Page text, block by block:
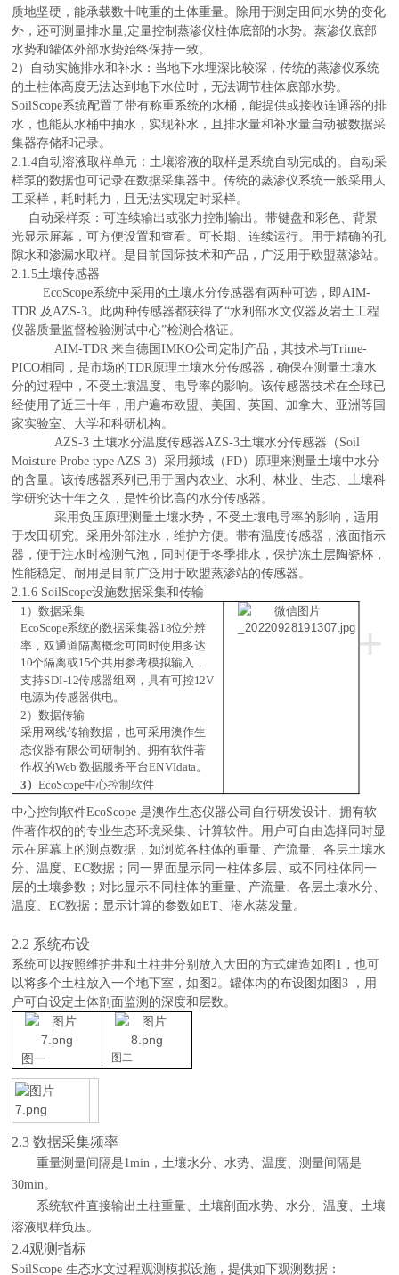
质地坚硬，能承载数十吨重的土体重量。除用于测定田间水势的变化
外，还可测量排水量,定量控制蒸渗仪柱体底部的水势。蒸渗仪底部
水势和罐体外部水势始终保持一致。
2）
自动实施排水和补水：当地下水埋深比较深，传统的蒸渗仪系统
的土柱体高度无法达到地下水位时，无法调节柱体底部水势。
SoilScope系统配置了带有称重系统的水桶，能提供或接收连通器的排
水，也能从水桶中抽水，实现补水，且排水量和补水量自动被数据采
集器存储和记录。
2.1.4自动溶液取样单元 ：土壤溶液的取样是系统自动完成的。自动采
样泵的数据也可记录在数据采集器中。传统的蒸渗仪系统一般采用人
工采样，耗时耗力，且无法实现定时采样。
自动采样泵：可连续输出或张力控制输出。带键盘和彩色、背景
光显示屏幕，可方便设置和查看。可长期、连续运行。用于精确的孔
隙水和渗漏水取样。是目前国际技术和产品，广泛用于欧盟蒸渗站。
2.1.5土壤传感器
EcoScope系统中采用的土壤水分传感器有两种可选，即AIM-
TDR 及AZS-3。此两种传感器都获得了“水利部水文仪器及岩土工程
仪器质量监督检验测试中心”检测合格证。
AIM-TDR来自德国IMKO公司定制产品，其技术与Trime-
PICO相同，是市场的TDR原理土壤水分传感器，确保在测量土壤水
分的过程中，不受土壤温度、电导率的影响。该传感器技术在全球已
经使用了近三十年，用户遍布欧盟、美国、英国、加拿大、亚洲等国
家实验室、大学和科研机构。
AZS-3 土壤水分温度传感器AZS-3土壤水分传感器（Soil
Moisture Probe type AZS-3）采用频域（FD）原理来测量土壤中水分
的含量。该传感器系列已用于国内农业、水利、林业、生态、土壤科
学研究达十年之久，是性价比高的水分传感器。
采用负压原理测量土壤水势，不受土壤电导率的影响，适用
于农田研究。采用外部注水，维护方便。带有温度传感器，液面指示
器，便于注水时检测气泡，同时便于冬季排水，保护冻土层陶瓷杯，
性能稳定、耐用是目前广泛用于欧盟蒸渗站的传感器。
2.1.6 SoilScope设施数据采集和传输
+
1）数据采集
EcoScope系统的数据采集器18位分辨
率 ，双通道隔离概念可同时使用多达
10个隔离或15个共用参考模拟输入 ，
支持SDI-12传感器组网，具有可控12V
电源为传感器供电。
2）数据传输
采用网线传输数据，也可采用澳作生
态仪器有限公司研制的
、拥有软件著
作权的Web 数据服务平台ENVIdata。
3）EcoScope中心控制软件
中心控制软件EcoScope 是澳作生态仪器公司自行研发设计、拥有软
件著作权的的专业生态环境采集、计算软件。用 户可自由选择 同 时显
示在屏幕上的测点数据，如浏览各柱体的重量、产流量、各层土壤水
分、温度、EC数据；同一界面显示同一柱体多层、或不同柱体同一
层的土壤参数；对比显示不同柱体的重量、产流量、各层土壤水分、
温度、EC数据 ； 显示计算的参数如ET、潜水蒸发量。
2.2 系统布设
系统可以按照维护井和土柱井分别放入大田的方式建造如图 1，也可
以将多个土柱放入一个地下室，如图2。罐体内的布设图如图3 ，用
户可自设定土体剖面监测的深度和层数。
图一 图二
2.3数据采集频率
重量测量间隔是1min ，土壤水分、水势、温度、测量间隔是
30min。
系统软件直接输出土柱重量、土壤剖面水势、水分、温度、土壤
溶液取样负压。
2.4观测指标
SoilScope生态水文过程观测模拟设施，提供如下观测数据：